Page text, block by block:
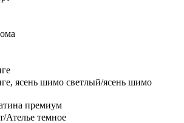
ясень шимо светлый/ясень шимо
премиум
Ателье темное